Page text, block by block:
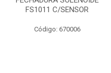
FS1011 C/SENSOR
Código: 670006